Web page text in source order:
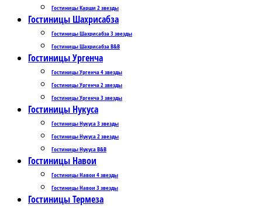
Гостиницы Карши 2 звезды
Гостиницы Шахрисабза
Гостиницы Шахрисабза 3 звезды
Гостиницы Шахрисабза B&B
Гостиницы Ургенча
Гостиницы Ургенча 4 звезды
Гостиницы Ургенча 2 звезды
Гостиницы Ургенча 3 звезды
Гостиницы Нукуса
Гостиницы Нукуса 3 звезды
Гостиницы Нукуса 2 звезды
Гостиницы Нукуса B&B
Гостиницы Навои
Гостиницы Навои 4 звезды
Гостиницы Навои 3 звезды
Гостиницы Термеза